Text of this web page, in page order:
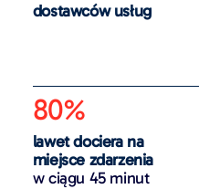
dostawców usług
80%
lawet dociera na
miejsce zdarzenia
w ciągu 45 minut